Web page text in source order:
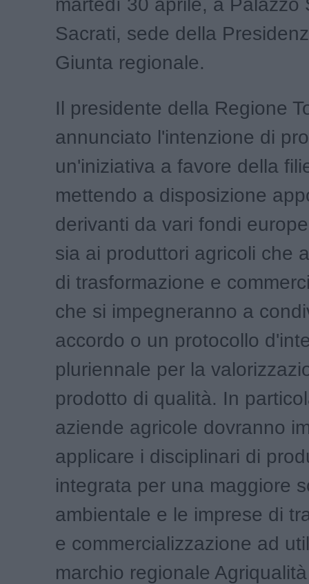
martedì 30 aprile, a Palazzo
Sacrati, sede della
Giunta regionale.
Il presidente della Regione
annunciato l'intenzione di
un'iniziativa a favore della
mettendo a disposizione
derivanti da vari fondi
sia ai produttori agricoli che
di trasformazione e
che si impegneranno a
accordo o un protocollo
pluriennale per la
prodotto di qualità. In
aziende agricole dovranno
applicare i disciplinari di
integrata per una maggiore
ambientale e le imprese di
e commercializzazione ad
marchio regionale